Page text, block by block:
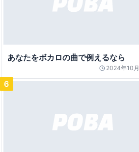
あなたをボカロの曲で例えるなら
2024年10月
6